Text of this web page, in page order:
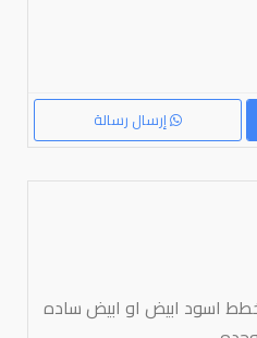
إرسال رسالة